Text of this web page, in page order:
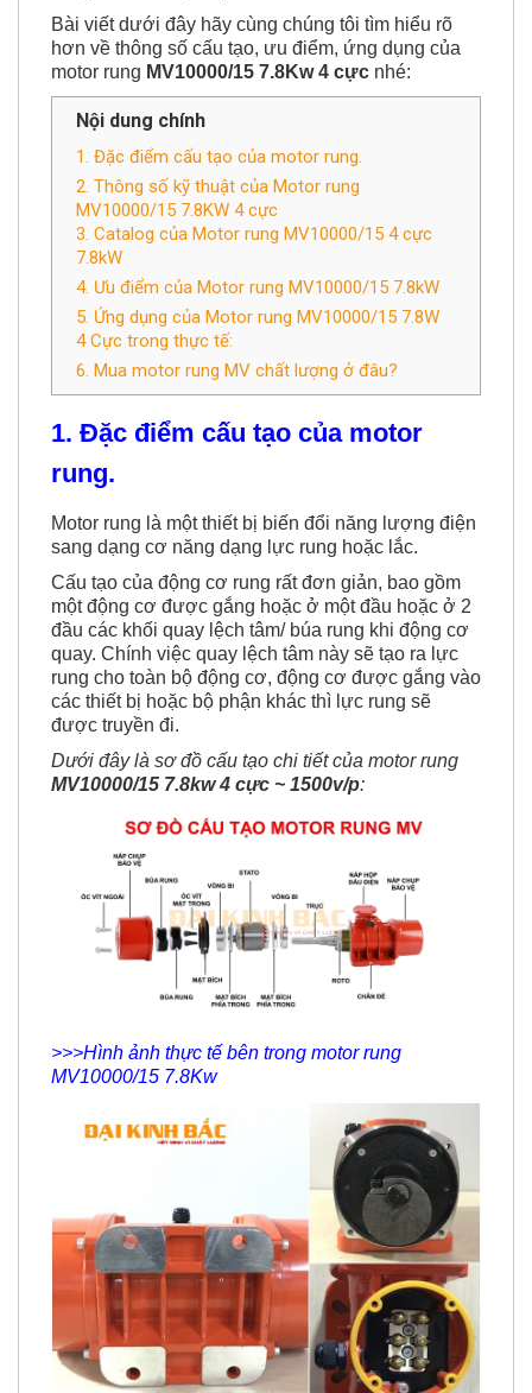
Bài viết dưới đây hãy cùng chúng tôi tìm hiểu rõ
hơn về thông số cấu tạo, ưu điểm, ứng dụng của
motor rung MV10000/15 7.8Kw 4 cực nhé:
Nội dung chính
1. Đặc điểm cấu tạo của motor rung.
2. Thông số kỹ thuật của Motor rung
MV10000/15 7.8KW 4 cực
3. Catalog của Motor rung MV10000/15 4 cực
7.8kW
4. Ưu điểm của Motor rung MV10000/15 7.8kW
5. ​​​​​​Ứng dụng của Motor rung MV10000/15 7.8W
4 Cực trong thực tế:
6. Mua motor rung MV chất lượng ở đâu?
1. Đặc điểm cấu tạo của motor
rung.
Motor rung là một thiết bị biến đổi năng lượng điện
sang dạng cơ năng dạng lực rung hoặc lắc.
Cấu tạo của động cơ rung rất đơn giản, bao gồm
một động cơ được gắng hoặc ở một đầu hoặc ở 2
đầu các khối quay lệch tâm/ búa rung khi động cơ
quay. Chính việc quay lệch tâm này sẽ tạo ra lực
rung cho toàn bộ động cơ, động cơ được gắng vào
các thiết bị hoặc bộ phận khác thì lực rung sẽ
được truyền đi.
Dưới đây là sơ đồ cấu tạo chi tiết của motor rung
MV10000/15 7.8kw 4 cực ~ 1500v/p:
>>>Hình ảnh thực tế bên trong motor rung
MV10000/15 7.8Kw